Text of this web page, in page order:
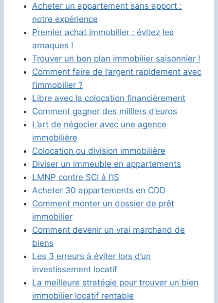
Acheter un appartement sans apport :
notre expérience
Premier achat immobilier : évitez les
arnaques !
Trouver un bon plan immobilier saisonnier !
Comment faire de l’argent rapidement avec
l’immobilier ?
Libre avec la colocation financièrement
Comment gagner des milliers d’euros
L’art de négocier avec une agence
immobilière
Colocation ou division immobilière
Diviser un immeuble en appartements
LMNP contre SCI à l’IS
Acheter 30 appartements en CDD
Comment monter un dossier de prêt
immobilier
Comment devenir un vrai marchand de
biens
Les 3 erreurs à éviter lors d’un
investissement locatif
La meilleure stratégie pour trouver un bien
immobilier locatif rentable